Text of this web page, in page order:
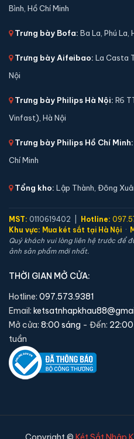
🛡️ Bảo hành:36 tháng
📐 Kích thước:35 x 36.5 x 32 cm
⚖️ Trọng lượng:17 kg
🔒 Khoá:Khóa vân tay
🛡️ Bảo hành: 36 tháng
6,250,000 đ
Xem chi tiết →
Bình, Hồ Chí Minh
Trưng bày Bofa: Ba La, Phú La,
Trưng bày Aifeibao: La Casta
Nội
Trưng bày Philips Hà Nội: R6
Vinfast), Hà Nội
Trưng bày Philips Hồ Chí Minh:
Chí Minh
Tổng kho: Lập Thành, Đông
MST: 0110619402 | Hotline:
Khu vực: Mua két sắt tại Hà Nội ·
Quý khách vui lòng liên hệ trước để
ảnh sản phẩm mới nhất.
THỜI GIAN MỞ CỬA:
Hotline: 097.573.9381
Email:
Mở cửa: 8:00 sáng - Đến:
tuần